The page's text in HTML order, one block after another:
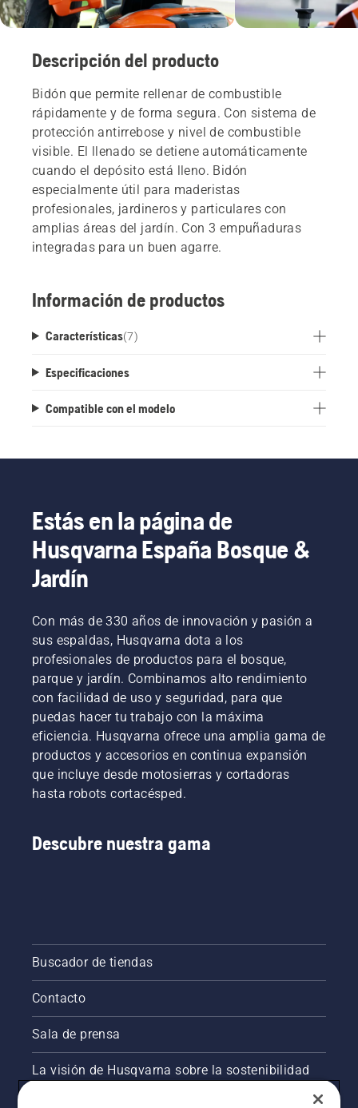
Descripción del producto
Bidón que permite rellenar de combustible
rápidamente y de forma segura. Con sistema de
protección antirrebose y nivel de combustible
visible. El llenado se detiene automáticamente
cuando el depósito está lleno. Bidón
especialmente útil para maderistas
profesionales, jardineros y particulares con
amplias áreas del jardín. Con 3 empuñaduras
integradas para un buen agarre.
Información de productos
Características(7)
Especificaciones
Compatible con el modelo
Estás en la página de
Husqvarna España Bosque &
Jardín
Con más de 330 años de innovación y pasión a
sus espaldas, Husqvarna dota a los
profesionales de productos para el bosque,
parque y jardín. Combinamos alto rendimiento
con facilidad de uso y seguridad, para que
puedas hacer tu trabajo con la máxima
eficiencia. Husqvarna ofrece una amplia gama de
productos y accesorios en continua expansión
que incluye desde motosierras y cortadoras
hasta robots cortacésped.
Descubre nuestra gama
Buscador de tiendas
Contacto
Sala de prensa
La visión de Husqvarna sobre la sostenibilidad